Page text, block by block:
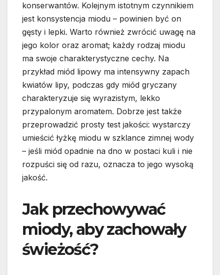
konserwantów. Kolejnym istotnym czynnikiem
jest konsystencja miodu – powinien być on
gęsty i lepki. Warto również zwrócić uwagę na
jego kolor oraz aromat; każdy rodzaj miodu
ma swoje charakterystyczne cechy. Na
przykład miód lipowy ma intensywny zapach
kwiatów lipy, podczas gdy miód gryczany
charakteryzuje się wyrazistym, lekko
przypalonym aromatem. Dobrze jest także
przeprowadzić prosty test jakości: wystarczy
umieścić łyżkę miodu w szklance zimnej wody
– jeśli miód opadnie na dno w postaci kuli i nie
rozpuści się od razu, oznacza to jego wysoką
jakość.
Jak przechowywać
miody, aby zachowały
świeżość?